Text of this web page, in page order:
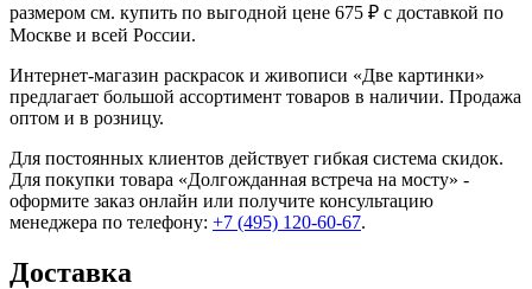
размером см. купить по выгодной цене 675 ₽ с доставкой по
Москве и всей России.
Интернет-магазин раскрасок и живописи «Две картинки»
предлагает большой ассортимент товаров в наличии. Продажа
оптом и в розницу.
Для постоянных клиентов действует гибкая система скидок.
Для покупки товара «Долгожданная встреча на мосту» -
оформите заказ онлайн или получите консультацию
менеджера по телефону: +7 (495) 120-60-67.
Доставка